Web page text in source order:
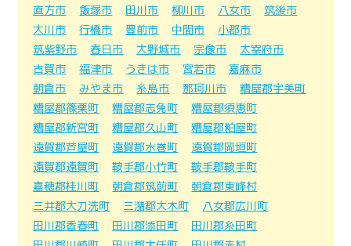
直方市 飯塚市 田川市 柳川市 八女市
筑後市
大川市
行橋市 豊前市 中間市
小郡市
筑紫野市
春日市 大野城市 宗像市
太宰府市
古賀市
福津市 うきは市 宮若市
嘉麻市
朝倉市
みやま市 糸島市 那珂川市
糟屋郡宇美町
糟屋郡篠栗町
糟屋郡志免町
糟屋郡須惠町
糟屋郡新宮町
糟屋郡久山町
糟屋郡粕屋町
遠賀郡芦屋町
遠賀郡水巻町
遠賀郡岡垣町
遠賀郡遠賀町
鞍手郡小竹町
鞍手郡鞍手町
嘉穂郡桂川町
朝倉郡筑前町
朝倉郡東峰村
三井郡大刀洗町
三潴郡大木町
八女郡広川町
田川郡香春町
田川郡添田町
田川郡糸田町